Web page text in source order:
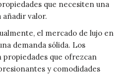
que necesiten una
valor.
el mercado de lujo en
demanda sólida. Los
propiedades que ofrezcan
y comodidades